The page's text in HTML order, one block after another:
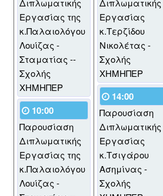
Διπλωματικής
Εργασίας της
κ.Παλαιολόγου
Λουίζας -
Σταματίας --
Σχολής
ΧΗΜΗΠΕΡ
10:00
Παρουσίαση
Διπλωματικής
Εργασίας της
κ.Παλαιολόγου
Λουίζας -
Διπλωματικής
Εργασίας
κ.Τερζίδου
Νικολέτας -
Σχολής
ΧΗΜΗΠΕΡ
14:00
Παρουσίαση
Διπλωματικής
Εργασίας
κ.Τσιγάρου
Ασημίνας -
Σχολής